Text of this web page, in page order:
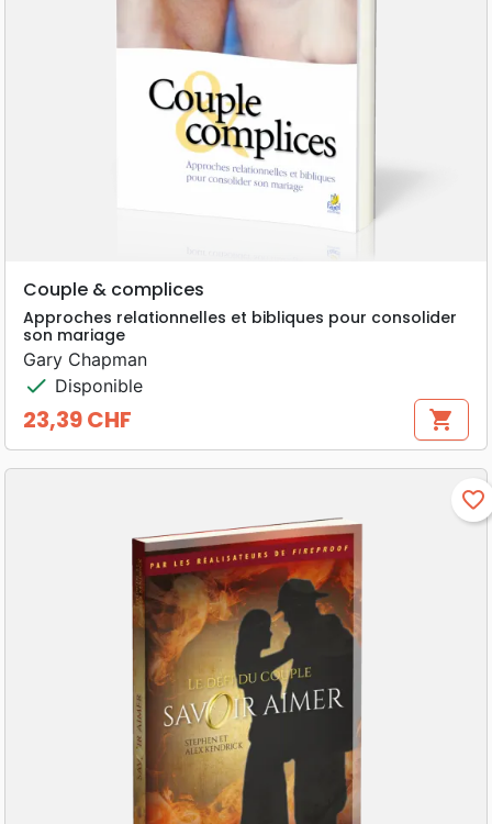
Couple & complices
Approches relationnelles et bibliques pour consolider
son mariage
Gary Chapman
check Disponible
Prix
23,39 CHF shopping_cart
favorite_border